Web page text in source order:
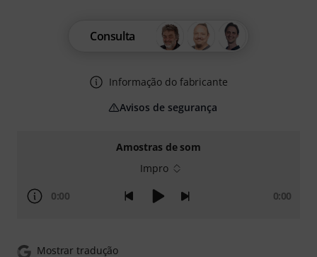
Amostras de som
Impro
0:00 0:00
Mostrar tradução
Consulta
Informação do fabricante
Avisos de segurança